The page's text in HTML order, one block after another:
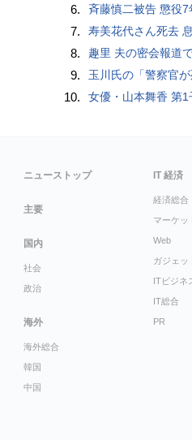
6. 斉藤慎二被告 懲役7
7. 寿美花代さん死去
8. 趣里 夫の密会報道
9. 玉川氏の「警察官
10. 女優・山本舞香 第1
ニューストップ
主要
国内
社会
政治
海外
海外総合
韓国
中国
IT 経済
経済総合
マーケッ
Web
ガジェッ
ITビジネ
IT総合
PR